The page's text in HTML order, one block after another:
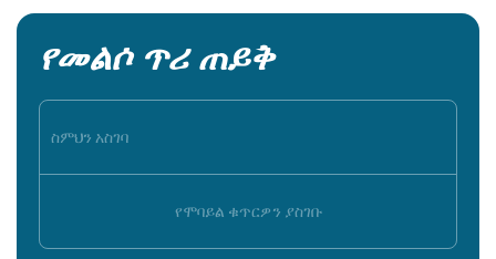
የመልሶ ጥሪ ጠይቅ